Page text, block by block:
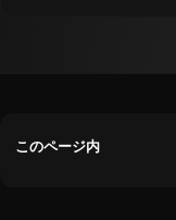
このページ内